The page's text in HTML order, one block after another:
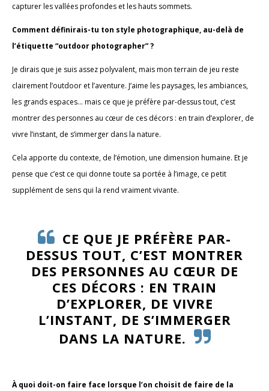
capturer les vallées profondes et les hauts sommets.
Comment définirais-tu ton style photographique, au-delà de
l’étiquette “outdoor photographer” ?
Je dirais que je suis assez polyvalent, mais mon terrain de jeu reste
clairement l’outdoor et l’aventure. J’aime les paysages, les ambiances,
les grands espaces… mais ce que je préfère par-dessus tout, c’est
montrer des personnes au cœur de ces décors : en train d’explorer, de
vivre l’instant, de s’immerger dans la nature.
Cela apporte du contexte, de l’émotion, une dimension humaine. Et je
pense que c’est ce qui donne toute sa portée à l’image, ce petit
supplément de sens qui la rend vraiment vivante.
CE QUE JE PRÉFÈRE PAR-
DESSUS TOUT, C’EST MONTRER
DES PERSONNES AU CŒUR DE
CES DÉCORS : EN TRAIN
D’EXPLORER, DE VIVRE
L’INSTANT, DE S’IMMERGER
DANS LA NATURE.
À quoi doit-on faire face lorsque l’on choisit de faire de la